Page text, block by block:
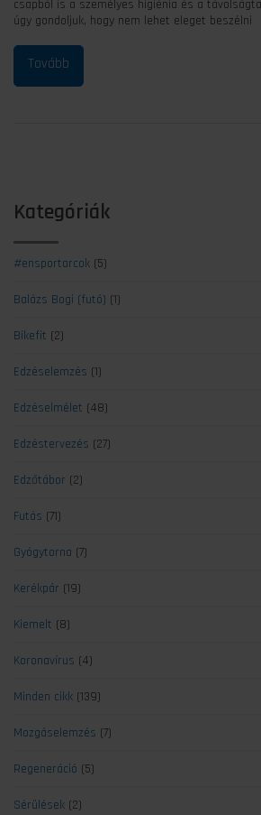
csapból is a személyes higiénia és a
úgy gondoljuk, hogy nem lehet eleget beszélni
Kategóriák
#ensportarcok (5)
Balázs Bogi (futó) (1)
Bikefit (2)
Edzéselemzés (1)
Edzéselmélet (48)
Edzéstervezés (27)
Edzőtábor (2)
Futás (71)
Gyógytorna (7)
Kerékpár (19)
Kiemelt (8)
Koronavírus (4)
Minden cikk (139)
Mozgáselemzés (7)
Regeneráció (5)
Sérülések (2)